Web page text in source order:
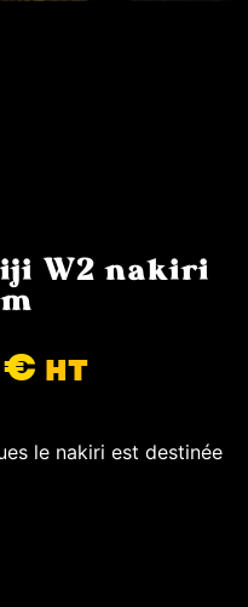
W2 nakiri
€ HT
le nakiri est destinée